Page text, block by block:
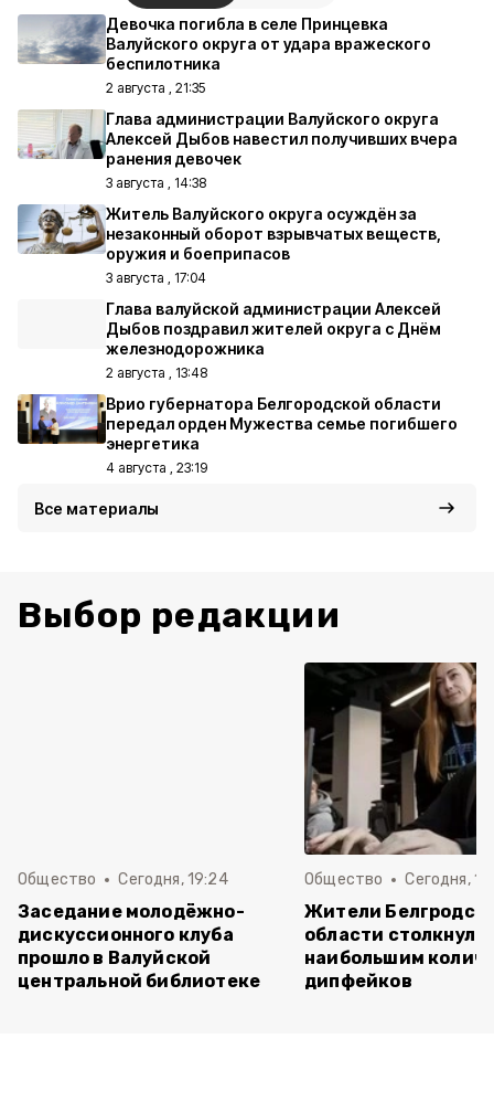
Девочка погибла в селе Принцевка
Валуйского округа от удара вражеского
беспилотника
2 августа , 21:35
Глава администрации Валуйского округа
Алексей Дыбов навестил получивших вчера
ранения девочек
3 августа , 14:38
Житель Валуйского округа осуждён за
незаконный оборот взрывчатых веществ,
оружия и боеприпасов
3 августа , 17:04
Глава валуйской администрации Алексей
Дыбов поздравил жителей округа с Днём
железнодорожника
2 августа , 13:48
Врио губернатора Белгородской области
передал орден Мужества семье погибшего
энергетика
4 августа , 23:19
Все материалы
Выбор редакции
Общество Сегодня, 19:24
Заседание молодёжно-
дискуссионного клуба
прошло в Валуйской
центральной библиотеке
Общество Сегодня,
Жители
области
наибольшим
дипфейков